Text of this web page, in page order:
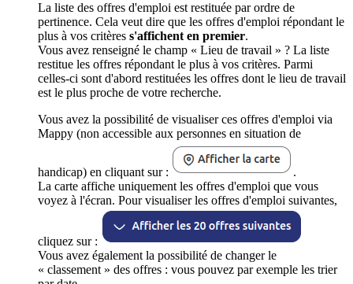
La liste des offres d'emploi est restituée par ordre de
pertinence. Cela veut dire que les offres d'emploi répondant le
plus à vos critères s'affichent en premier.
Vous avez renseigné le champ « Lieu de travail » ? La liste
restitue les offres répondant le plus à vos critères. Parmi
celles-ci sont d'abord restituées les offres dont le lieu de travail
est le plus proche de votre recherche.
Vous avez la possibilité de visualiser ces offres d'emploi via
Mappy (non accessible aux personnes en situation de
handicap) en cliquant sur :
.
La carte affiche uniquement les offres d'emploi que vous
voyez à l'écran. Pour visualiser les offres d'emploi suivantes,
cliquez sur :
Vous avez également la possibilité de changer le
« classement » des offres : vous pouvez par exemple les trier